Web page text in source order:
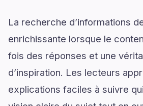
La recherche d’informations
enrichissante lorsque le
fois des réponses et une
d’inspiration. Les lecteurs
explications faciles à suivre